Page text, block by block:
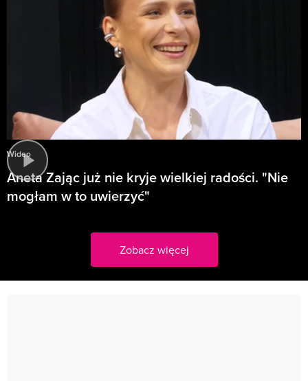
Wideo
Aneta Zając już nie kryje wielkiej radości. "Nie
mogłam w to uwierzyć"
Zobacz więcej